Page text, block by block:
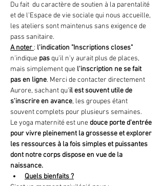
Du fait  du caractère de soutien à la parentalité
et de l'Espace de vie sociale qui nous accueille,
les ateliers sont maintenus sans exigence de
pass sanitaire.
A noter : l'indication "Inscriptions closes"
n'indique pas qu'il n'y aurait plus de places,
mais simplement que l'inscription ne se fait
pas en ligne. Merci de contacter directement
Aurore, sachant qu'il est souvent utile de
s'inscrire en avance, les groupes étant
souvent complets pour plusieurs semaines.
Le yoga maternité est une douce porte d'entrée
pour vivre pleinement la grossesse et explorer
les ressources à la fois simples et puissantes
dont notre corps dispose en vue de la
naissance.
Quels bienfaits ?